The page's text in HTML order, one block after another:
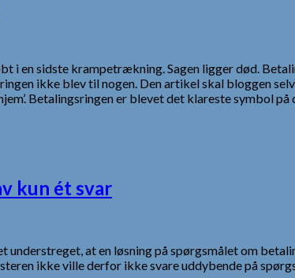
en sidste krampetrækning. Sagen ligger død.
ikke blev til nogen. Den artikel skal bloggen
Betalingsringen er blevet det klareste symbol på
kun ét svar
at en løsning på spørgsmålet om
ikke ville derfor ikke svare uddybende på